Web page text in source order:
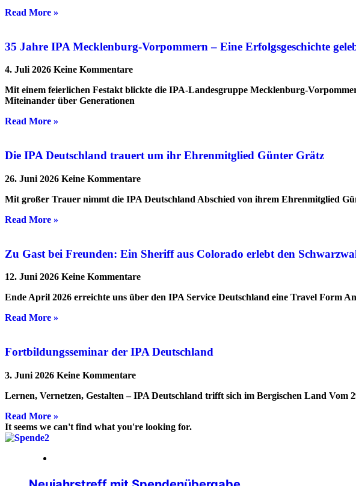
Read More »
35 Jahre IPA Mecklenburg-Vorpommern – Eine Erfolgsgeschichte
4. Juli 2026 Keine Kommentare
Mit einem feierlichen Festakt blickte die IPA-Landesgruppe Mecklenburg-
Miteinander über Generationen
Read More »
Die IPA Deutschland trauert um ihr Ehrenmitglied Günter Grätz
26. Juni 2026 Keine Kommentare
Mit großer Trauer nimmt die IPA Deutschland Abschied von ihrem Ehrenmitglied
Read More »
Zu Gast bei Freunden: Ein Sheriff aus Colorado erlebt den
12. Juni 2026 Keine Kommentare
Ende April 2026 erreichte uns über den IPA Service Deutschland eine Travel Form
Read More »
Fortbildungsseminar der IPA Deutschland
3. Juni 2026 Keine Kommentare
Lernen, Vernetzen, Gestalten – IPA Deutschland trifft sich im Bergischen Land Vom
Read More »
It seems we can't find what you're looking for.